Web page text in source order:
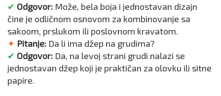
✔ Odgovor: Može, bela boja i jednostavan dizajn
čine je odličnom osnovom za kombinovanje sa
sakoom, prslukom ili poslovnom kravatom.
✦ Pitanje: Da li ima džep na grudima?
✔ Odgovor: Da, na levoj strani grudi nalazi se
jednostavan džep koji je praktičan za olovku ili sitne
papire.